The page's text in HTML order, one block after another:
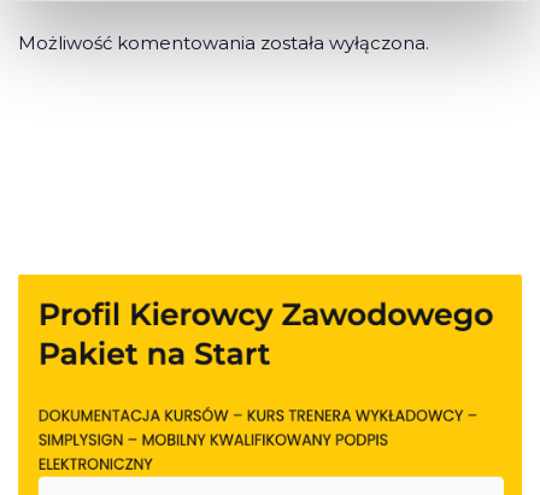
Możliwość komentowania została wyłączona.